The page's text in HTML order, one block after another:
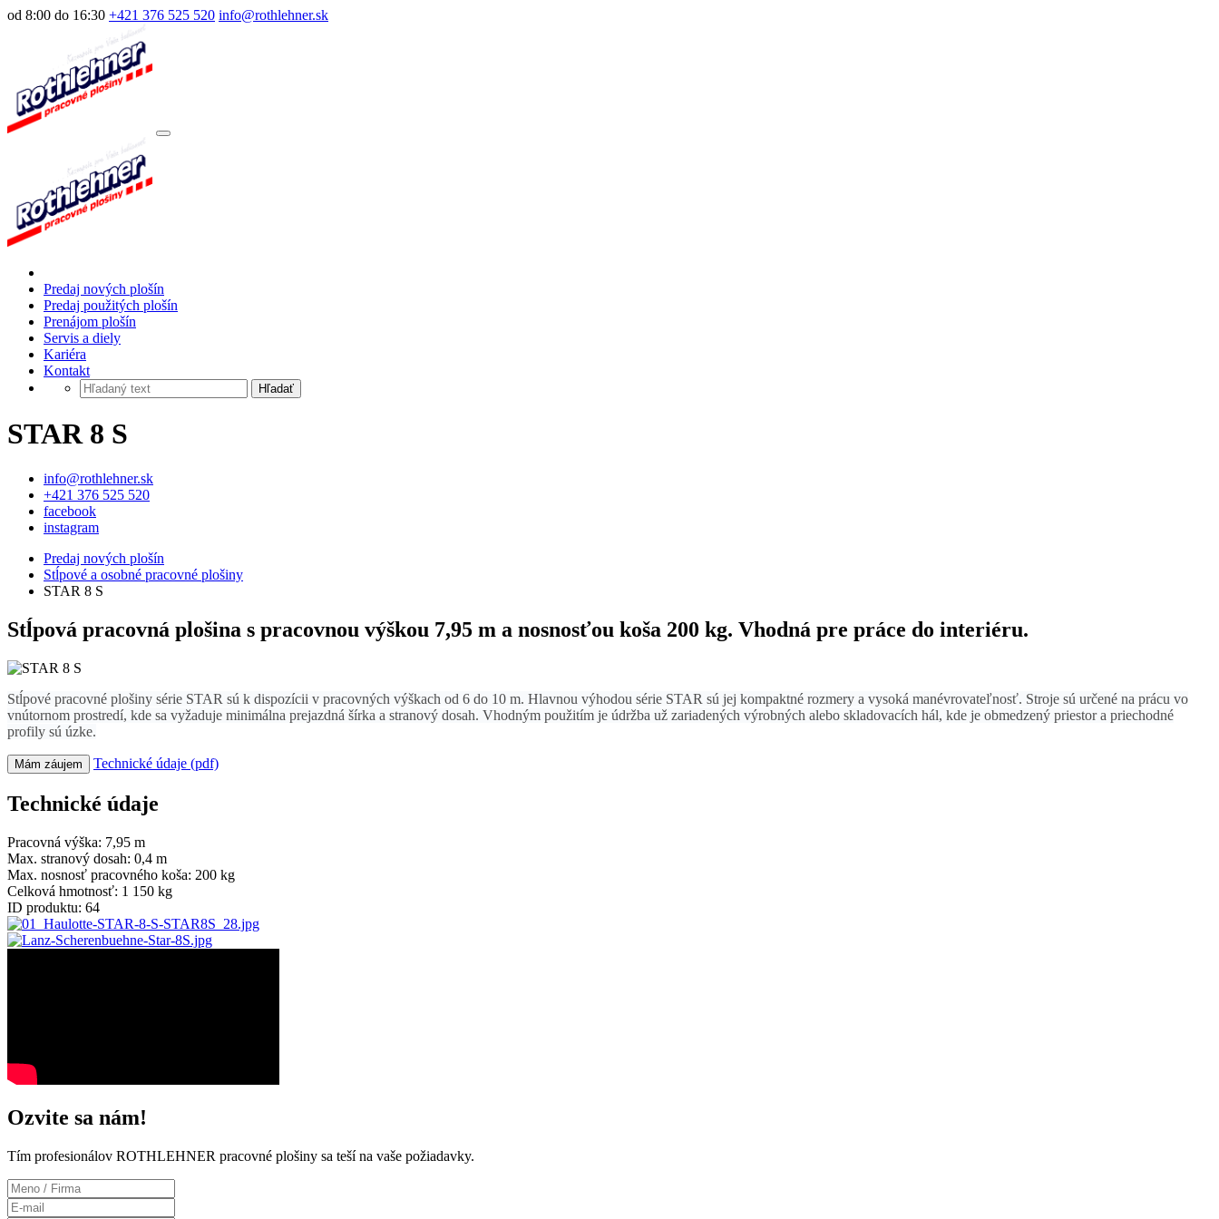
od 8:00 do 16:30 +421 376 525 520 info@rothlehner.sk
Predaj nových plošín
Predaj použitých plošín
Prenájom plošín
Servis a diely
Kariéra
Kontakt
Hľadať
STAR 8 S
info@rothlehner.sk
+421 376 525 520
facebook
instagram
Predaj nových plošín
Stĺpové a osobné pracovné plošiny
STAR 8 S
Stĺpová pracovná plošina s pracovnou výškou 7,95 m a nosnosťou koša 200 kg. Vhodná pre práce do interiéru.
Stĺpové pracovné plošiny série STAR sú k dispozícii v pracovných výškach od 6 do 10 m. Hlavnou výhodou série STAR sú jej kompaktné rozmery a vysoká manévrovateľnosť. Stroje sú určené na prácu vo
vnútornom prostredí, kde sa vyžaduje minimálna prejazdná šírka a stranový dosah. Vhodným použitím je údržba už zariadených výrobných alebo skladovacích hál, kde je obmedzený priestor a priechodné
profily sú úzke.
Mám záujem Technické údaje (pdf)
Technické údaje
Pracovná výška: 7,95 m
Max. stranový dosah: 0,4 m
Max. nosnosť pracovného koša: 200 kg
Celková hmotnosť: 1 150 kg
ID produktu: 64
Ozvite sa nám!
Tím profesionálov ROTHLEHNER pracovné plošiny sa teší na vaše požiadavky.